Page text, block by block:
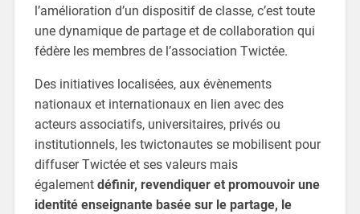
l’amélioration d’un dispositif de classe, c’est toute
une dynamique de partage et de collaboration qui
fédère les membres de l’association Twictée.
Des initiatives localisées, aux évènements
nationaux et internationaux en lien avec des
acteurs associatifs, universitaires, privés ou
institutionnels, les twictonautes se mobilisent pour
diffuser Twictée et ses valeurs mais
également définir, revendiquer et promouvoir une
identité enseignante basée sur le partage, le